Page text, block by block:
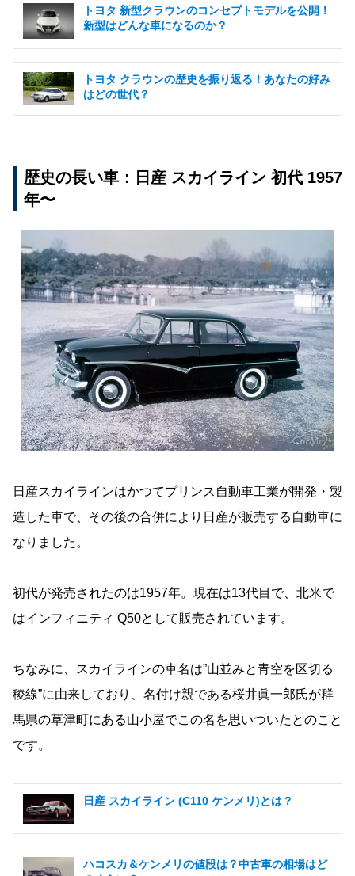
トヨタ 新型クラウンのコンセプトモデルを公開！
新型はどんな車になるのか？
トヨタ クラウンの歴史を振り返る！あなたの好み
はどの世代？
歴史の長い車：日産 スカイライン 初代 1957
年〜
日産スカイラインはかつてプリンス自動車工業が開発・製
造した車で、その後の合併により日産が販売する自動車に
なりました。
初代が発売されたのは1957年。現在は13代目で、北米で
はインフィニティ Q50として販売されています。
ちなみに、スカイラインの車名は”山並みと青空を区切る
稜線”に由来しており、名付け親である桜井眞一郎氏が群
馬県の草津町にある山小屋でこの名を思いついたとのこと
です。
日産 スカイライン (C110 ケンメリ)とは？
ハコスカ＆ケンメリの値段は？中古車の相場はど